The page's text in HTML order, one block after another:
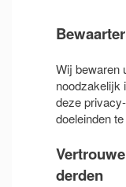
Wij bewaren
noodzakelijk
deze
doeleinden
derden